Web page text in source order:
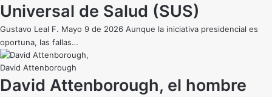
Universal de Salud (SUS)
Gustavo Leal F. Mayo 9 de 2026 Aunque la iniciativa presidencial es
oportuna, las fallas…
David Attenborough
David Attenborough, el hombre